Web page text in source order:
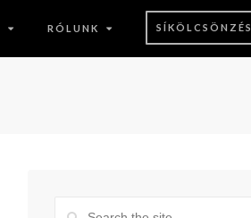
RÓLUNK SÍKÖLCSÖNZÉS